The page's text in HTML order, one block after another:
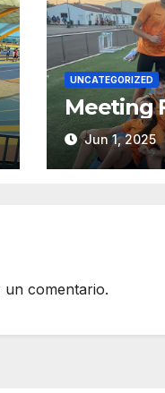
UNCATEGORIZED
Meeting
Jun 1, 2025
comentario.